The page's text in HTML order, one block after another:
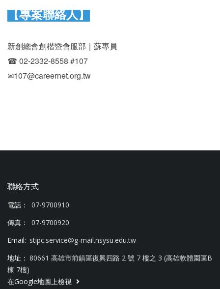
【專案聯絡人】
新創總會創楷暨會服部｜蘇專員
☎︎ 02-2332-8558 #107
✉107@careernet.org.tw
聯絡方式
電話：
07-9700910
傳真：
07-9700920
Email: stipc.service@g-mail.nsysu.edu.tw
地址： 80661 高雄市前鎮區復興四路 2 號 7 樓之 3 (高雄軟體園區B
棟 7樓)
在Google地圖上檢視